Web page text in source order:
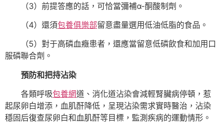
（3）前提答應的話，可恰當彌補α-酮酸制劑。
（4）還須包養俱樂部留意盡量選用低油低脂的食品。
（5）對于高磷血癥患者，還應當留意低磷飲食和加用口
服磷聯合劑。
預防和把持沾染
各類呼吸包養網道、消化道沾染會減輕腎臟病停頓，惹
起尿卵白增添，血肌酐降低，呈現沾染需求實時醫治，沾染
穩固后復查尿卵白和血肌酐等目標，監測疾病的運動情形。